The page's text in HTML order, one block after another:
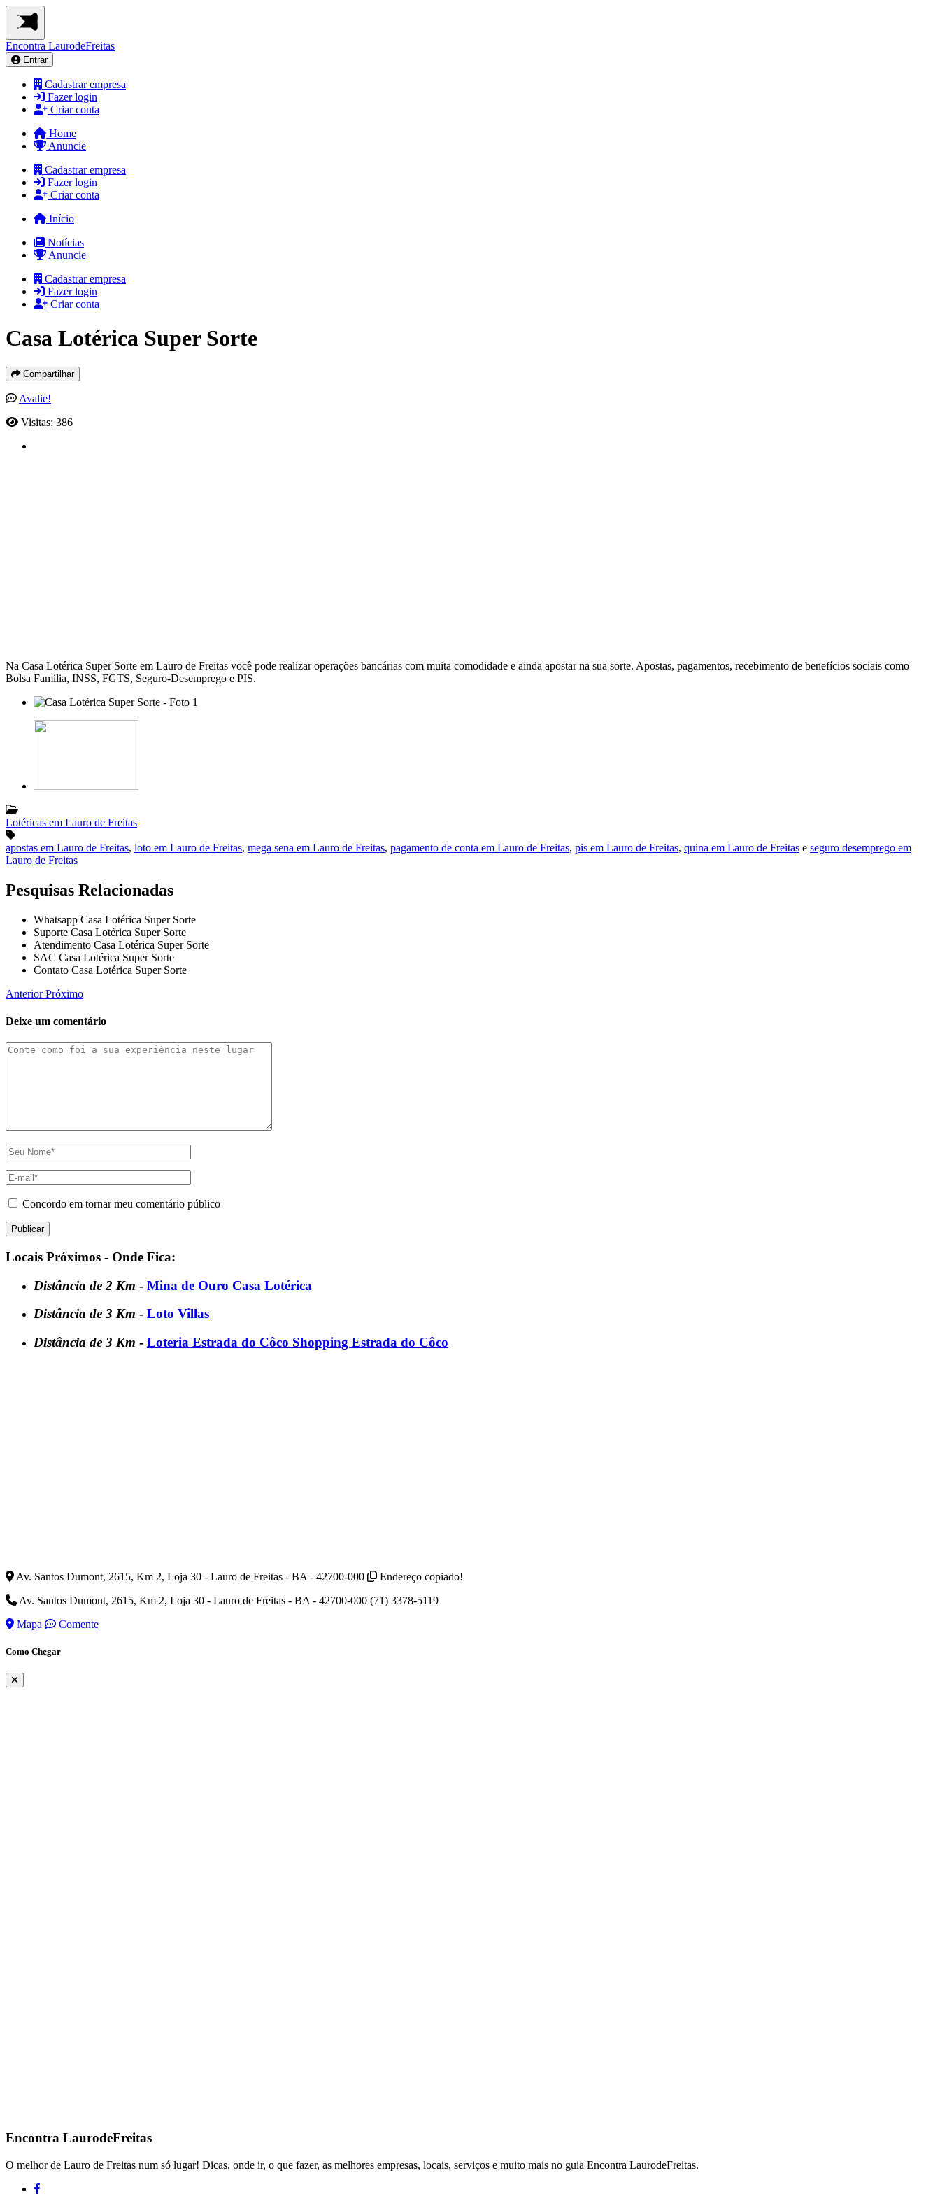
Encontra LaurodeFreitas
Entrar
Cadastrar empresa
Fazer login
Criar conta
Home
Anuncie
Cadastrar empresa
Fazer login
Criar conta
Início
Notícias
Anuncie
Cadastrar empresa
Fazer login
Criar conta
Casa Lotérica Super Sorte
Compartilhar
Avalie!
Visitas: 386
Na Casa Lotérica Super Sorte em Lauro de Freitas você pode realizar operações bancárias com muita comodidade e ainda apostar na sua sorte. Apostas, pagamentos, recebimento de benefícios sociais como
Bolsa Família, INSS, FGTS, Seguro-Desemprego e PIS.
Lotéricas em Lauro de Freitas
apostas em Lauro de Freitas, loto em Lauro de Freitas, mega sena em Lauro de Freitas, pagamento de conta em Lauro de Freitas, pis em Lauro de Freitas, quina em Lauro de Freitas e seguro desemprego em
Lauro de Freitas
Pesquisas Relacionadas
Whatsapp Casa Lotérica Super Sorte
Suporte Casa Lotérica Super Sorte
Atendimento Casa Lotérica Super Sorte
SAC Casa Lotérica Super Sorte
Contato Casa Lotérica Super Sorte
AnteriorPróximo
Deixe um comentário
Concordo em tornar meu comentário público
Locais Próximos - Onde Fica:
Distância de 2 Km - Mina de Ouro Casa Lotérica
Distância de 3 Km - Loto Villas
Distância de 3 Km - Loteria Estrada do Côco Shopping Estrada do Côco
Av. Santos Dumont, 2615, Km 2, Loja 30 - Lauro de Freitas - BA - 42700-000
Endereço copiado!
Av. Santos Dumont, 2615, Km 2, Loja 30 - Lauro de Freitas - BA - 42700-000 (71) 3378-5119
Mapa
Comente
Como Chegar
Encontra LaurodeFreitas
O melhor de Lauro de Freitas num só lugar! Dicas, onde ir, o que fazer, as melhores empresas, locais, serviços e muito mais no guia Encontra LaurodeFreitas.